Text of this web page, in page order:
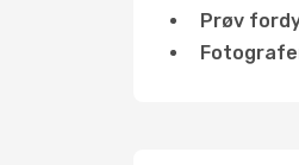
Prøv